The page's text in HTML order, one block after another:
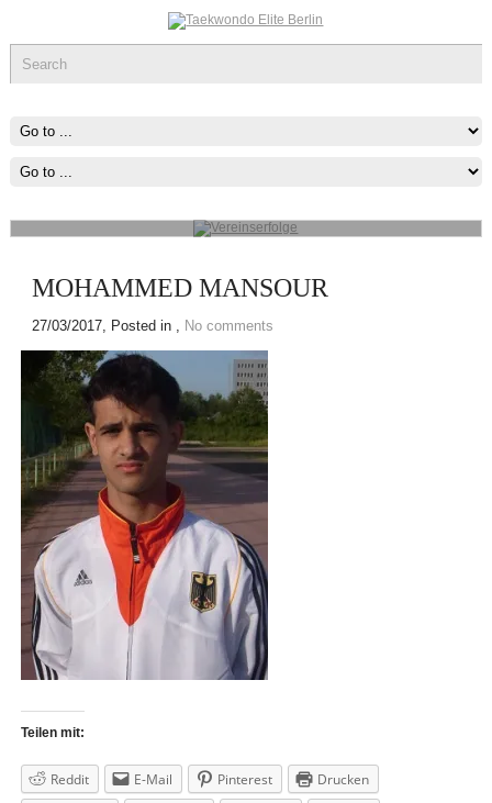
Vereinserfolge
wovon du träumst ,Fang Damit An!
MOHAMMED MANSOUR
27/03/2017, Posted in , No comments
Teilen mit:
Reddit E-Mail Pinterest
Drucken